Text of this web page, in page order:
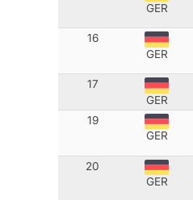
GER
16
GER
17
GER
19
GER
20
GER